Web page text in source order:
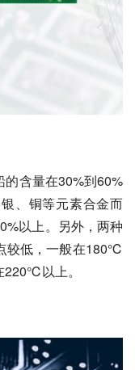
的含量在30%到60%
、铜等元素合金而
以上。另外，两种
较低，一般在180℃
以上。